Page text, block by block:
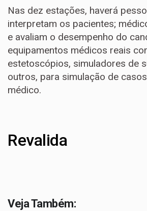
Nas dez estações, haverá
interpretam os pacientes;
e avaliam o desempenho do
equipamentos médicos reais
estetoscópios, simuladores de
outros, para simulação de
médico.
Revalida
Veja Também: